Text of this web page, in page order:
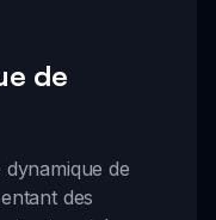
de
de
des